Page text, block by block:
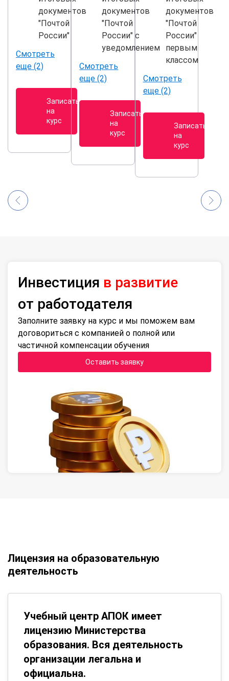
документов
"Почтой
России"
Смотреть
еще (2)
Записаться
на
курс
документов
"Почтой
России" с
уведомлением
Смотреть
еще (2)
Записаться
на
курс
документов
"Почтой
России"
первым
классом
Смотреть
еще (2)
Записаться
на
курс
Инвестиция в развитие
от работодателя
Заполните заявку на курс и мы поможем вам
договориться с компанией о полной или
частичной компенсации обучения
Оставить заявку
Лицензия на образовательную
деятельность
Учебный центр АПОК имеет
лицензию Министерства
образования. Вся деятельность
организации легальна и
официальна.